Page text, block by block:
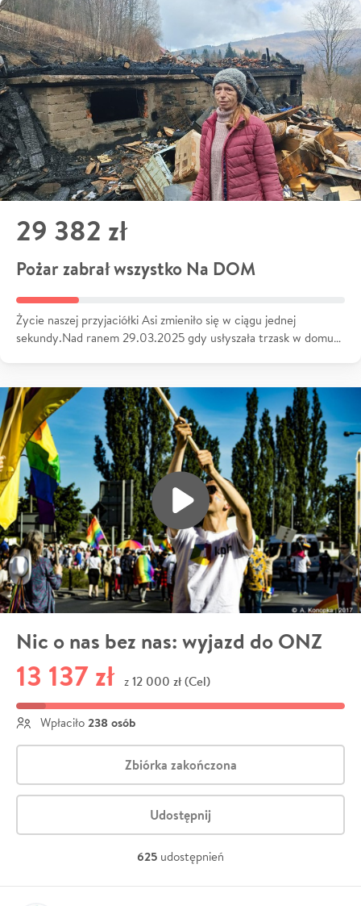
29 382 zł
Pożar zabrał wszystko Na DOM
Życie naszej przyjaciółki Asi zmieniło się w ciągu jednej
sekundy.Nad ranem 29.03.2025 gdy usłyszała trzask w domu…
Nic o nas bez nas: wyjazd do ONZ
13 137 zł z 12 000 zł (Cel)
Wpłaciło 238 osób
Zbiórka zakończona
Udostępnij
625 udostępnień